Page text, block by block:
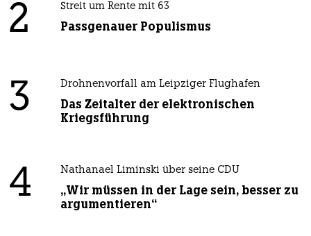
2 Streit um Rente mit 63
Passgenauer Populismus
3 Drohnenvorfall am Leipziger Flughafen
Das Zeitalter der elektronischen
Kriegsführung
4 Nathanael Liminski über seine CDU
„Wir müssen in der Lage sein, besser zu
argumentieren“